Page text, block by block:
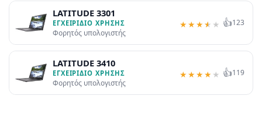
LATITUDE 3301
ΕΓΧΕΙΡΊΔΙΟ ΧΡΉΣΗΣ
Φορητός υπολογιστής
★★★★ ★ 👍123
LATITUDE 3410
ΕΓΧΕΙΡΊΔΙΟ ΧΡΉΣΗΣ
Φορητός υπολογιστής
★★★★ ★ 👍119